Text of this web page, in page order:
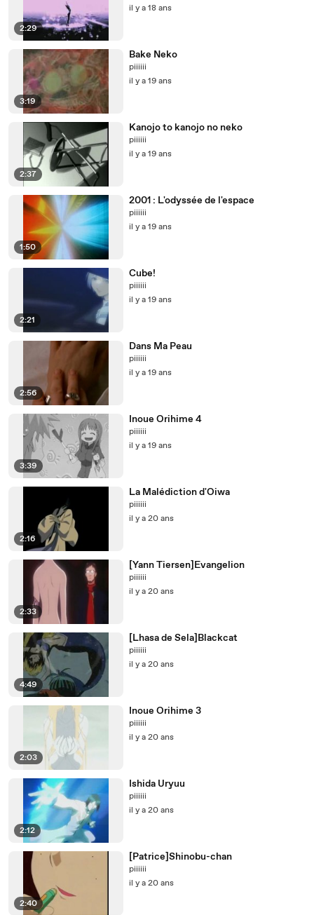
2:29
il y a 18 ans
3:19
Bake Neko
piiiiii
il y a 19 ans
2:37
Kanojo to kanojo no neko
piiiiii
il y a 19 ans
1:50
2001 : L'odyssée de l'espace
piiiiii
il y a 19 ans
2:21
Cube!
piiiiii
il y a 19 ans
2:56
Dans Ma Peau
piiiiii
il y a 19 ans
3:39
Inoue Orihime 4
piiiiii
il y a 19 ans
2:16
La Malédiction d'Oiwa
piiiiii
il y a 20 ans
2:33
[Yann Tiersen]Evangelion
piiiiii
il y a 20 ans
4:49
[Lhasa de Sela]Blackcat
piiiiii
il y a 20 ans
2:03
Inoue Orihime 3
piiiiii
il y a 20 ans
2:12
Ishida Uryuu
piiiiii
il y a 20 ans
2:40
[Patrice]Shinobu-chan
piiiiii
il y a 20 ans